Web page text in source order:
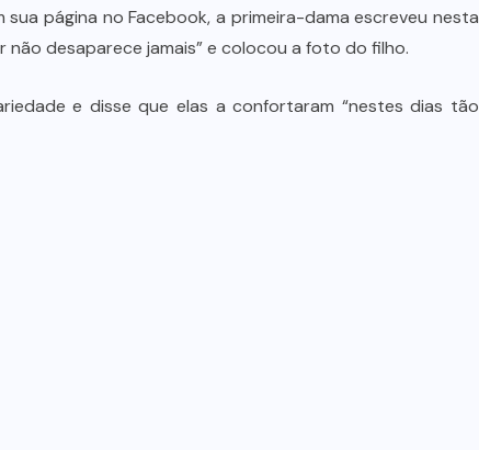
página no Facebook, a primeira-dama escreveu nesta
desaparece jamais” e colocou a foto do filho.
e disse que elas a confortaram “nestes dias tão